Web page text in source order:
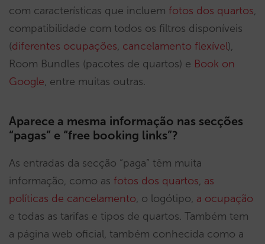
com características que incluem fotos dos quartos,
compatibilidade com todos os filtros disponíveis
(diferentes ocupações, cancelamento flexível),
Room Bundles (pacotes de quartos) e Book on
Google, entre muitas outras.
Aparece a mesma informação nas secções
“pagas” e “free booking links”?
As entradas da secção “paga” têm muita
informação, como as fotos dos quartos, as
políticas de cancelamento, o logótipo, a ocupação
e todas as tarifas e tipos de quartos. Também tem
a página web oficial, também conhecida como a